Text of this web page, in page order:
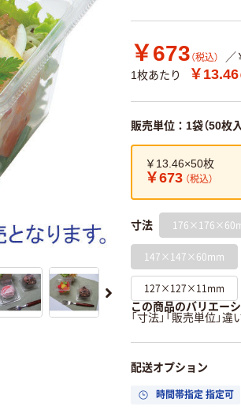
￥673 （税込）
／
1枚あたり
￥13.46
販売単位：1袋（50枚入
￥13.46×50枚
￥673 （税込）
寸法
147×147×60mm
127×127×11mm
この商品のバリエー
「寸法」「販売単位」
配送オプション
時間帯指定 指定可